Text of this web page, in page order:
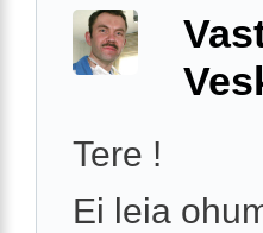
Tere !
Ei leia